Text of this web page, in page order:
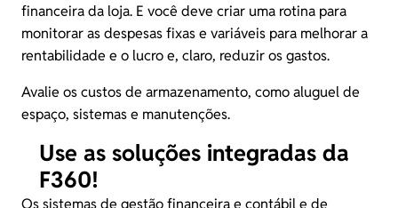
financeira da loja. E você deve criar uma rotina para
monitorar as despesas fixas e variáveis para melhorar a
rentabilidade e o lucro e, claro, reduzir os gastos.
Avalie os custos de armazenamento, como aluguel de
espaço, sistemas e manutenções.
Use as soluções integradas da
F360!
Ossistemas de gestão financeirae contábil e de